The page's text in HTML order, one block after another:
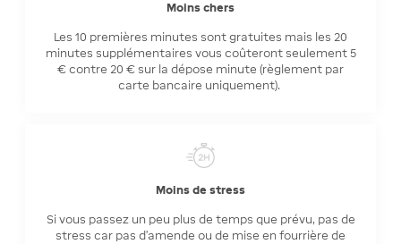
Moins chers
Les 10 premières minutes sont gratuites mais les 20
minutes supplémentaires vous coûteront seulement 5
€ contre 20 € sur la dépose minute (règlement par
carte bancaire uniquement).
Moins de stress
Si vous passez un peu plus de temps que prévu, pas de
stress car pas d'amende ou de mise en fourrière de